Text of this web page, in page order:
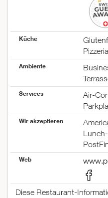
Küche
Pizzeria
Ambiente
Services
Air-
Wir akzeptieren
Web
Diese Restaurant-